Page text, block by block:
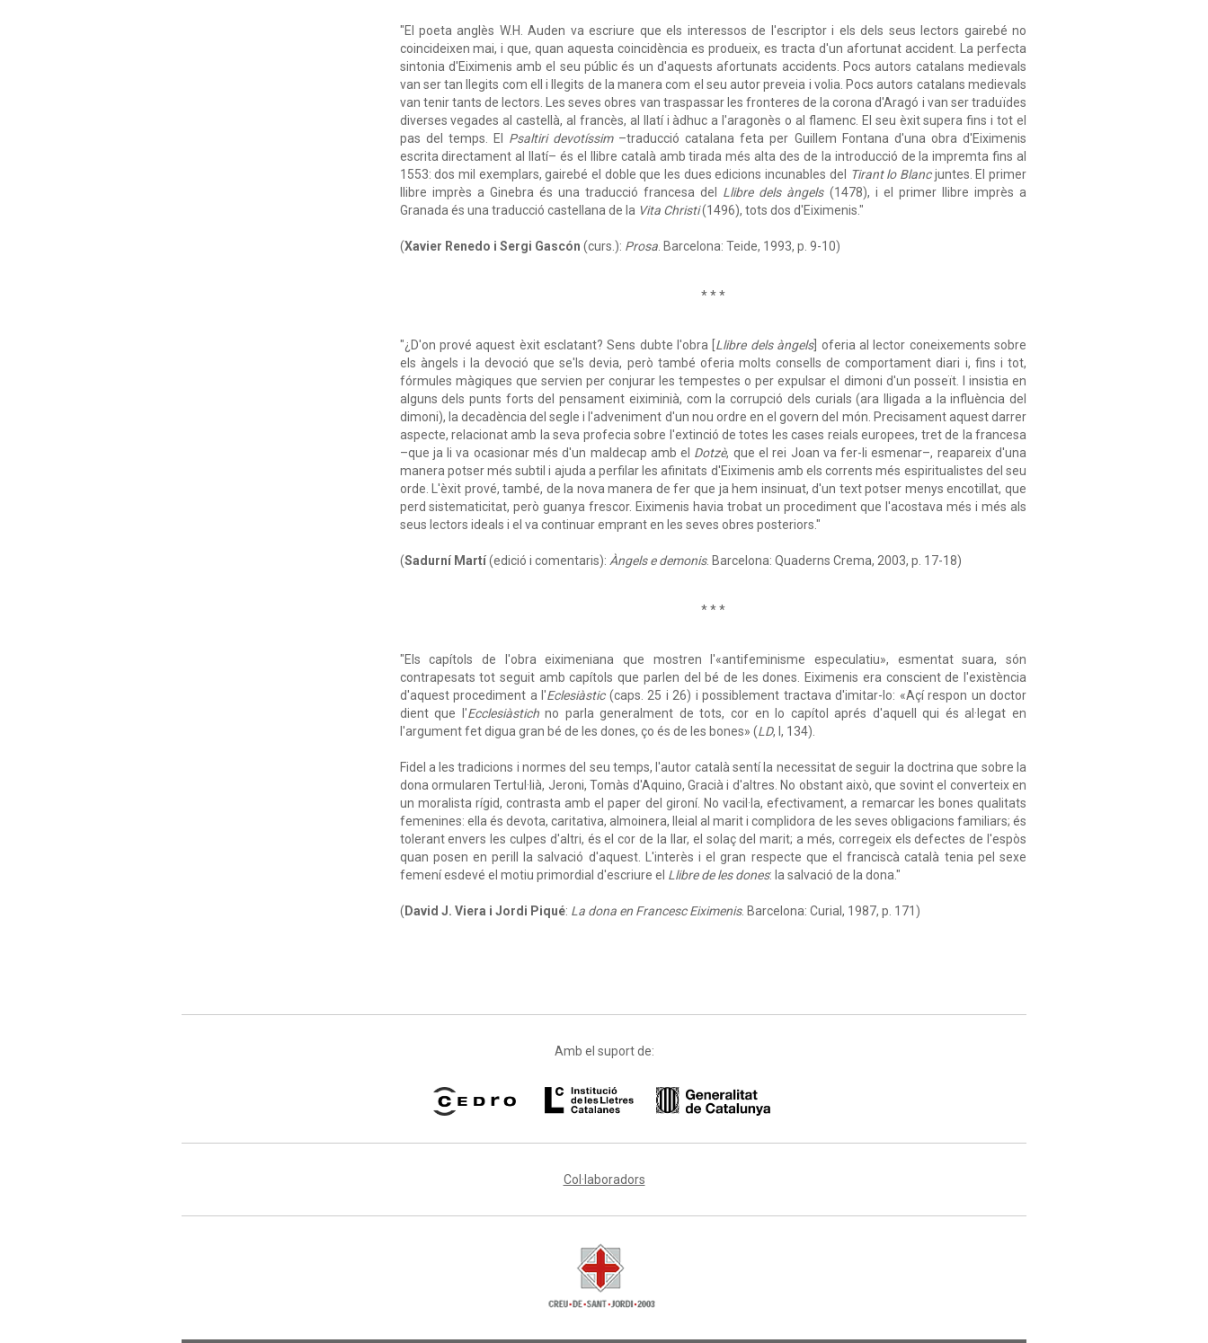
"El poeta anglès W.H. Auden va escriure que els interessos de l'escriptor i els dels seus lectors gairebé no
coincideixen mai, i que, quan aquesta coincidència es produeix, es tracta d'un afortunat accident. La perfecta
sintonia d'Eiximenis amb el seu públic és un d'aquests afortunats accidents. Pocs autors catalans medievals
van ser tan llegits com ell i llegits de la manera com el seu autor preveia i volia. Pocs autors catalans medievals
van tenir tants de lectors. Les seves obres van traspassar les fronteres de la corona d'Aragó i van ser traduïdes
diverses vegades al castellà, al francès, al llatí i àdhuc a l'aragonès o al flamenc. El seu èxit supera fins i tot el
pas del temps. El Psaltiri devotíssim–traducció catalana feta per Guillem Fontana d'una obra d'Eiximenis
escrita directament al llatí– és el llibre català amb tirada més alta des de la introducció de la impremta fins al
1553: dos mil exemplars, gairebé el doble que les dues edicions incunables del
Tirant lo Blancjuntes. El primer
llibre imprès a Ginebra és una traducció francesa del Llibre dels àngels(1478), i el primer llibre imprès a
Granada és una traducció castellana de la Vita Christi(1496), tots dos d'Eiximenis."
(Xavier Renedo i Sergi Gascón (curs.): Prosa. Barcelona: Teide, 1993, p. 9-10)
* * *
"¿D'on prové aquest èxit esclatant? Sens dubte l'obra [ Llibre dels àngels] oferia al lector coneixements sobre
els àngels i la devoció que se'ls devia, però també oferia molts consells de comportament diari i, fins i tot,
fórmules màgiques que servien per conjurar les tempestes o per expulsar el dimoni d'un posseït. I insistia en
alguns dels punts forts del pensament eiximinià, com la corrupció dels curials (ara lligada a la influència del
dimoni), la decadència del segle i l'adveniment d'un nou ordre en el govern del món. Precisament aquest darrer
aspecte, relacionat amb la seva profecia sobre l'extinció de totes les cases reials europees, tret de la francesa
–que ja li va ocasionar més d'un maldecap amb el Dotzè, que el rei Joan va fer-li esmenar–, reapareix d'una
manera potser més subtil i ajuda a perfilar les afinitats d'Eiximenis amb els corrents més espiritualistes del seu
orde. L'èxit prové, també, de la nova manera de fer que ja hem insinuat, d'un text potser menys encotillat, que
perd sistematicitat, però guanya frescor. Eiximenis havia trobat un procediment que l'acostava més i més als
seus lectors ideals i el va continuar emprant en les seves obres posteriors."
(Sadurní Martí(edició i comentaris): Àngels e demonis. Barcelona: Quaderns Crema, 2003, p. 17-18)
* * *
"Els capítols de l'obra eiximeniana que mostren l'«antifeminisme especulatiu», esmentat suara, són
contrapesats tot seguit amb capítols que parlen del bé de les dones. Eiximenis era conscient de l'existència
d'aquest procediment a l'Eclesiàstic(caps. 25 i 26) i possiblement tractava d'imitar-lo: «Açí respon un doctor
dient que l'Ecclesiàstichno parla generalment de tots, cor en lo capítol aprés d'aquell qui és al·legat en
l'argument fet digua gran bé de les dones, ço és de les bones» (LD, I, 134).
Fidel a les tradicions i normes del seu temps, l'autor català sentí la necessitat de seguir la doctrina que sobre la
dona ormularen Tertul·lià, Jeroni, Tomàs d'Aquino, Gracià i d'altres. No obstant això, que sovint el converteix en
un moralista rígid, contrasta amb el paper del gironí. No vacil·la, efectivament, a remarcar les bones qualitats
femenines: ella és devota, caritativa, almoinera, lleial al marit i complidora de les seves obligacions familiars; és
tolerant envers les culpes d'altri, és el cor de la llar, el solaç del marit; a més, corregeix els defectes de l'espòs
quan posen en perill la salvació d'aquest. L'interès i el gran respecte que el franciscà català tenia pel sexe
femení esdevé el motiu primordial d'escriure el Llibre de les dones: la salvació de la dona."
( David J. Viera i Jordi Piqué: La dona en Francesc Eiximenis. Barcelona: Curial, 1987, p. 171)
Amb el suport de:
Col·laboradors